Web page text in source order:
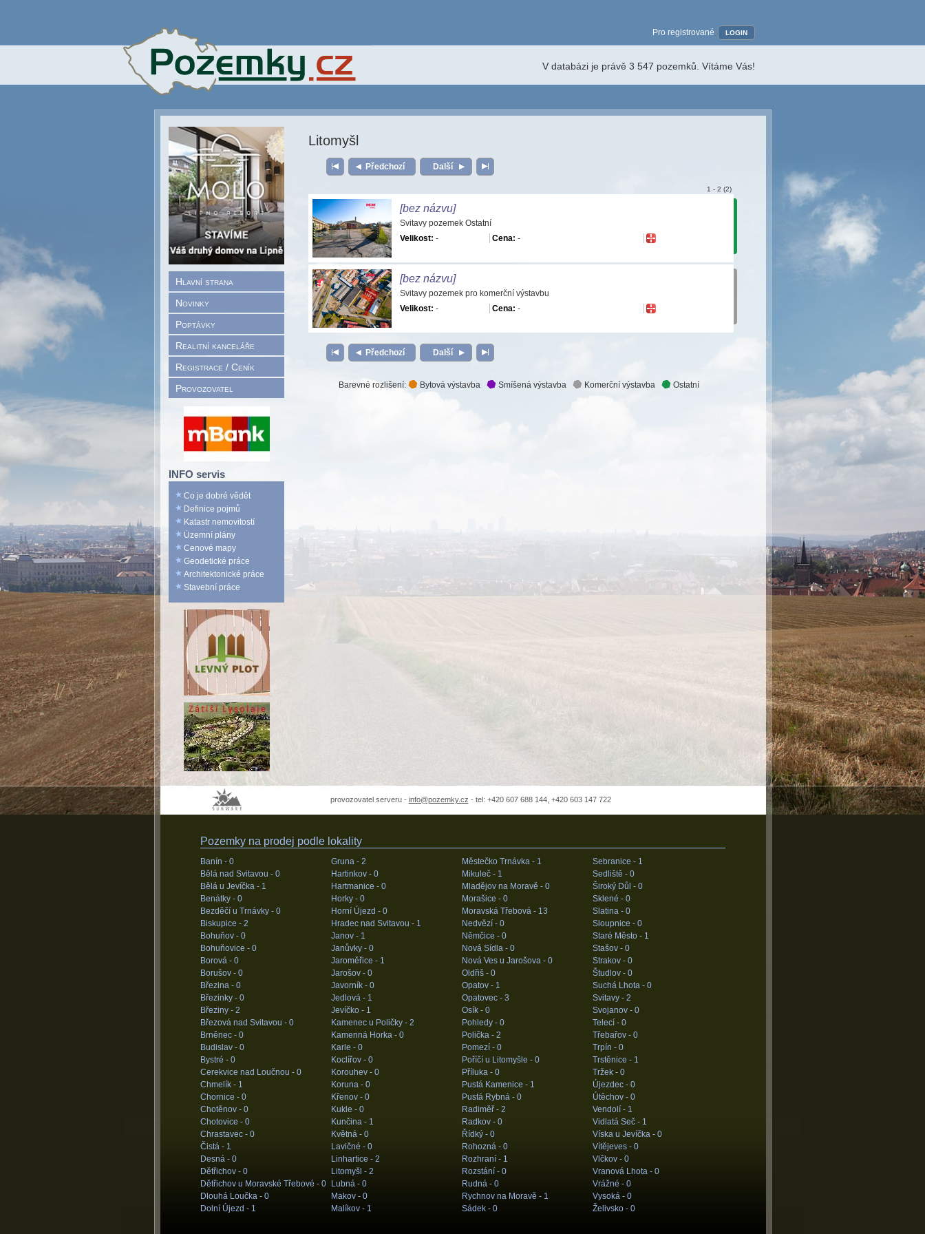
Hlavní strana
Novinky
Poptávky
Realitní kanceláře
Registrace / Ceník
Provozovatel
INFO servis
Co je dobré vědět
Definice pojmů
Katastr nemovitostí
Územní plány
Cenové mapy
Geodetické práce
Architektonické práce
Stavební práce
Pro registrované LOGIN
V databázi je právě 3 547 pozemků. Vítáme Vás!
Litomyšl
Předchozí Další
1 - 2 (2)
[bez názvu]
Svitavy pozemek Ostatní
Velikost: - Cena: -
[bez názvu]
Svitavy pozemek pro komerční výstavbu
Velikost: - Cena: -
Předchozí Další
Barevné rozlišení: Bytová výstavba Smíšená výstavba Komerční výstavba Ostatní
provozovatel serveru - info@pozemky.cz - tel: +420 607 688 144, +420 603 147 722
Pozemky na prodej podle lokality
Banín - 0
Bělá nad Svitavou - 0
Bělá u Jevíčka - 1
Benátky - 0
Bezděčí u Trnávky - 0
Biskupice - 2
Bohuňov - 0
Bohuňovice - 0
Borová - 0
Borušov - 0
Březina - 0
Březinky - 0
Březiny - 2
Březová nad Svitavou - 0
Brněnec - 0
Budislav - 0
Bystré - 0
Cerekvice nad Loučnou - 0
Chmelík - 1
Chornice - 0
Chotěnov - 0
Chotovice - 0
Chrastavec - 0
Čistá - 1
Desná - 0
Dětřichov - 0
Dětřichov u Moravské Třebové - 0
Dlouhá Loučka - 0
Dolní Újezd - 1
Gruna - 2
Hartinkov - 0
Hartmanice - 0
Horky - 0
Horní Újezd - 0
Hradec nad Svitavou - 1
Janov - 1
Janůvky - 0
Jaroměřice - 1
Jarošov - 0
Javorník - 0
Jedlová - 1
Jevíčko - 1
Kamenec u Poličky - 2
Kamenná Horka - 0
Karle - 0
Koclířov - 0
Korouhev - 0
Koruna - 0
Křenov - 0
Kukle - 0
Kunčina - 1
Květná - 0
Lavičné - 0
Linhartice - 2
Litomyšl - 2
Lubná - 0
Makov - 0
Malíkov - 1
Městečko Trnávka - 1
Mikuleč - 1
Mladějov na Moravě - 0
Morašice - 0
Moravská Třebová - 13
Nedvězí - 0
Němčice - 0
Nová Sídla - 0
Nová Ves u Jarošova - 0
Oldřiš - 0
Opatov - 1
Opatovec - 3
Osík - 0
Pohledy - 0
Polička - 2
Pomezí - 0
Poříčí u Litomyšle - 0
Příluka - 0
Pustá Kamenice - 1
Pustá Rybná - 0
Radiměř - 2
Radkov - 0
Řídký - 0
Rohozná - 0
Rozhraní - 1
Rozstání - 0
Rudná - 0
Rychnov na Moravě - 1
Sádek - 0
Sebranice - 1
Sedliště - 0
Široký Důl - 0
Sklené - 0
Slatina - 0
Sloupnice - 0
Staré Město - 1
Stašov - 0
Strakov - 0
Študlov - 0
Suchá Lhota - 0
Svitavy - 2
Svojanov - 0
Telecí - 0
Třebařov - 0
Trpín - 0
Trstěnice - 1
Tržek - 0
Újezdec - 0
Útěchov - 0
Vendolí - 1
Vidlatá Seč - 1
Víska u Jevíčka - 0
Vítějeves - 0
Vlčkov - 0
Vranová Lhota - 0
Vrážné - 0
Vysoká - 0
Želivsko - 0